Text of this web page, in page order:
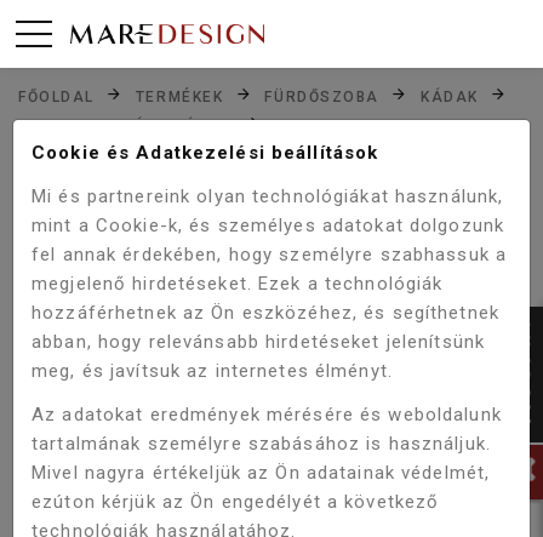
FŐOLDAL TERMÉKEK FÜRDŐSZOBA
KÁDAK
HIDROMASSZÁZS KÁDAK
WELLIS DUBLO E-MAX™ TOUCH 180X130 CM
Akció! -5%
Cookie és Adatkezelési beállítások
Mi és partnereink olyan technológiákat használunk,
mint a Cookie-k, és személyes adatokat dolgozunk
fel annak érdekében, hogy személyre szabhassuk a
megjelenő hirdetéseket. Ezek a technológiák
hozzáférhetnek az Ön eszközéhez, és segíthetnek
abban, hogy relevánsabb hirdetéseket jelenítsünk
meg, és javítsuk az internetes élményt.
Az adatokat eredmények mérésére és weboldalunk
tartalmának személyre szabásához is használjuk.
Mivel nagyra értékeljük az Ön adatainak védelmét,
ezúton kérjük az Ön engedélyét a következő
technológiák használatához.